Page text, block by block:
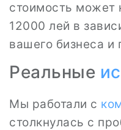
стоимость может
12000 лей в
вашего бизнеса и
Реальные
Мы работали с
столкнулась с